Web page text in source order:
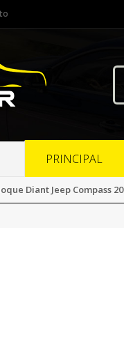
PRINCIPAL
Diant Jeep Compass